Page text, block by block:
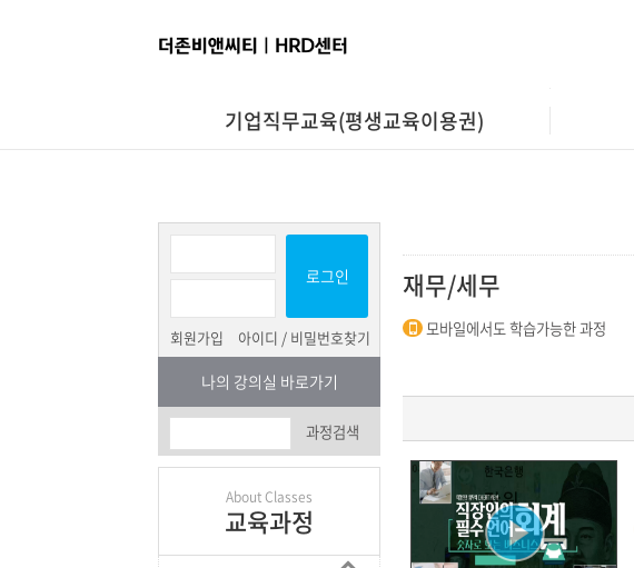
기업직무교육(평생교육이용권)
로그인
회원가입 아이디 / 비밀번호찾기
나의 강의실 바로가기
과정검색
About Classes
교육과정
재무/세무
모바일에서도 학습가능한 과정